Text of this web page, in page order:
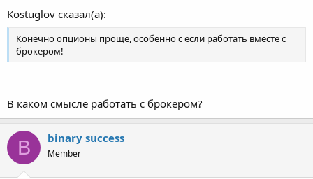
Kostuglov сказал(а):
Конечно опционы проще, особенно с если работать вместе с
брокером!
В каком смысле работать с брокером?
B binary success
Member